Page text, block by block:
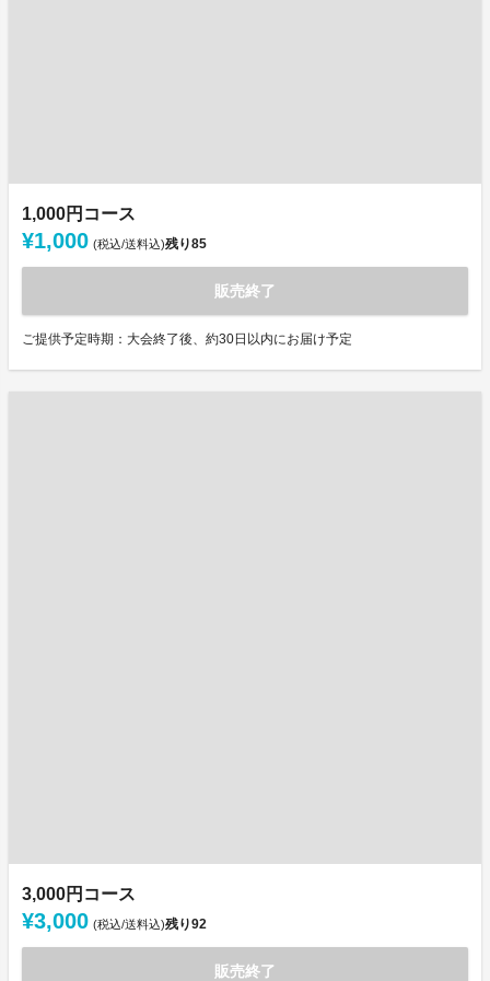
1,000円コース
¥1,000 (税込/送料込)残り85
販売終了
ご提供予定時期：大会終了後、約30日以内にお届け予定
3,000円コース
¥3,000 (税込/送料込)残り92
販売終了